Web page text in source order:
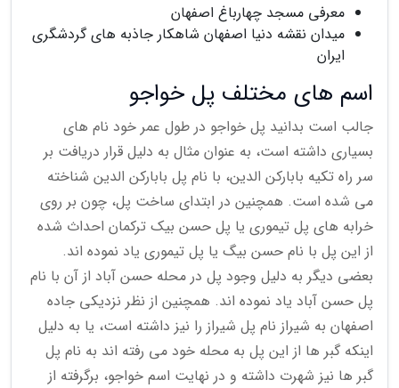
معرفی مسجد چهارباغ اصفهان
میدان نقشه دنیا اصفهان شاهکار جاذبه های گردشگری
ایران
اسم های مختلف پل خواجو
جالب است بدانید پل خواجو در طول عمر خود نام های
بسیاری داشته است، به عنوان مثال به دلیل قرار دریافت بر
سر راه تکیه بابارکن الدین، با نام پل بابارکن الدین شناخته
می شده است. همچنین در ابتدای ساخت پل، چون بر روی
خرابه های پل تیموری یا پل حسن بیک ترکمان احداث شده
از این پل با نام حسن بیگ یا پل تیموری یاد نموده اند.
بعضی دیگر به دلیل وجود پل در محله حسن آباد از آن با نام
پل حسن آباد یاد نموده اند. همچنین از نظر نزدیکی جاده
اصفهان به شیراز نام پل شیراز را نیز داشته است، یا به دلیل
اینکه گبر ها از این پل به محله خود می رفته اند به نام پل
گبر ها نیز شهرت داشته و در نهایت اسم خواجو، برگرفته از